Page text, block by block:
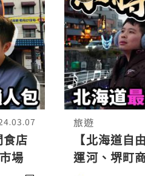
食店
場
旅遊
【北海道自
運河、堺町